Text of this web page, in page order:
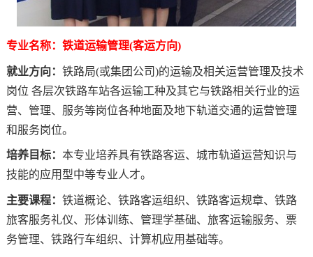
专业名称：铁道运输管理(客运方向)
就业方向：铁路局(或集团公司)的运输及相关运营管理及技术
岗位 各层次铁路车站各运输工种及其它与铁路相关行业的运
营、管理、服务等岗位各种地面及地下轨道交通的运营管理
和服务岗位。
培养目标：本专业培养具有铁路客运、城市轨道运营知识与
技能的应用型中等专业人才。
主要课程：铁道概论、铁路客运组织、铁路客运规章、铁路
旅客服务礼仪、形体训练、管理学基础、旅客运输服务、票
务管理、铁路行车组织、计算机应用基础等。